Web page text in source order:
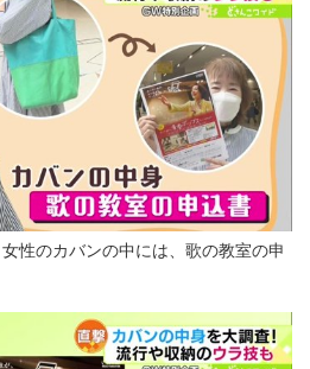
性のカバンの中には、歌の教室の申